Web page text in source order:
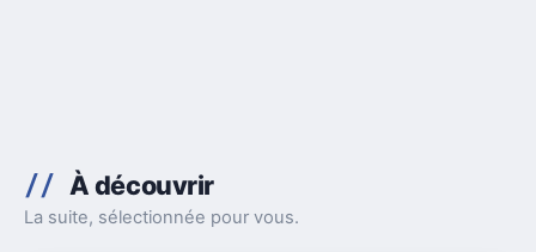
À découvrir
La suite, sélectionnée pour vous.